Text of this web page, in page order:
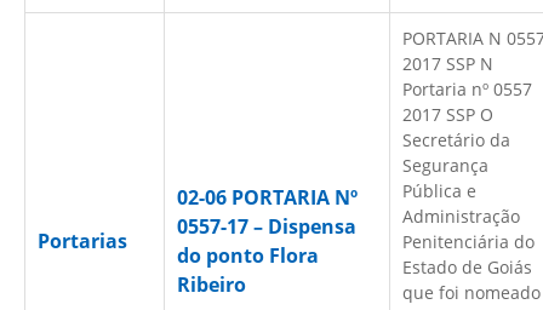
Portarias
02-06 PORTARIA Nº
0557-17 – Dispensa
do ponto Flora
Ribeiro
PORTARIA N
2017 SSP N
Portaria nº 0557
2017 SSP O
Secretário da
Segurança
Pública e
Administração
Penitenciária do
Estado de Goiás
que foi nomeado